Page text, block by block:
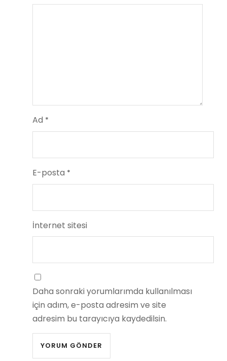
Ad *
E-posta *
İnternet sitesi
Daha sonraki yorumlarımda kullanılması
için adım, e-posta adresim ve site
adresim bu tarayıcıya kaydedilsin.